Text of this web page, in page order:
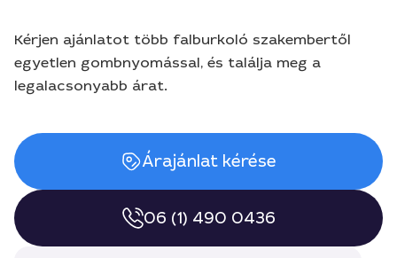
Kérjen ajánlatot több falburkoló szakembertől
egyetlen gombnyomással, és találja meg a
legalacsonyabb árat.
Árajánlat kérése
06 (1) 490 0436